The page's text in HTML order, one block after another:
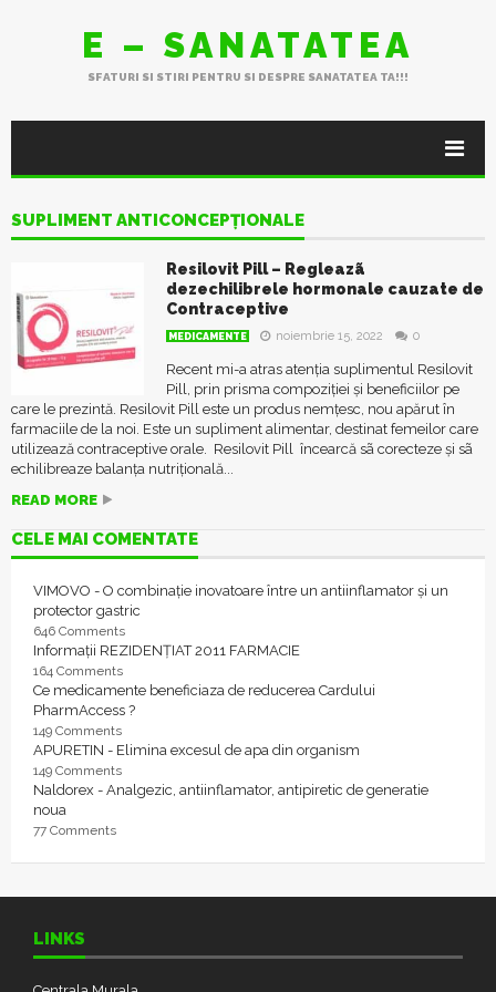
E – SANATATEA
SFATURI SI STIRI PENTRU SI DESPRE SANATATEA TA!!!
SUPLIMENT ANTICONCEPȚIONALE
Resilovit Pill – Regleazã
dezechilibrele hormonale cauzate de
Contraceptive
MEDICAMENTE noiembrie 15, 2022 0
Recent mi-a atras atenția suplimentul Resilovit
Pill, prin prisma compoziției și beneficiilor pe
care le prezintă. Resilovit Pill este un produs nemțesc, nou apărut în
farmaciile de la noi. Este un supliment alimentar, destinat femeilor care
utilizează contraceptive orale. Resilovit Pill încearcă sã corecteze și sã
echilibreaze balanța nutrițională...
READ MORE
CELE MAI COMENTATE
VIMOVO - O combinație inovatoare între un antiinflamator și un
protector gastric
646 Comments
Informații REZIDENȚIAT 2011 FARMACIE
164 Comments
Ce medicamente beneficiaza de reducerea Cardului
PharmAccess ?
149 Comments
APURETIN - Elimina excesul de apa din organism
149 Comments
Naldorex - Analgezic, antiinflamator, antipiretic de generatie
noua
77 Comments
LINKS